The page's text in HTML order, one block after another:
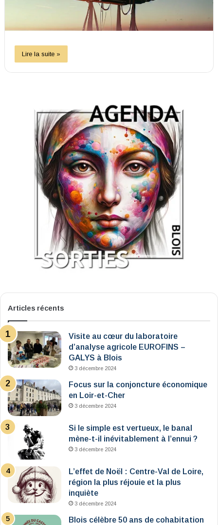
Lire la suite »
Articles récents
Visite au cœur du laboratoire
d’analyse agricole EUROFINS –
GALYS à Blois
3 décembre 2024
Focus sur la conjoncture économique
en Loir-et-Cher
3 décembre 2024
Si le simple est vertueux, le banal
mène-t-il inévitablement à l’ennui ?
3 décembre 2024
L’effet de Noël : Centre-Val de Loire,
région la plus réjouie et la plus
inquiète
3 décembre 2024
Blois célèbre 50 ans de cohabitation